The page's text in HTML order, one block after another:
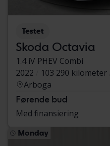
Testet
Skoda Octavia
1.4 iV PHEV Combi
2022
103 290 kilometer
Arboga
Førende bud
Med finansiering
Monday